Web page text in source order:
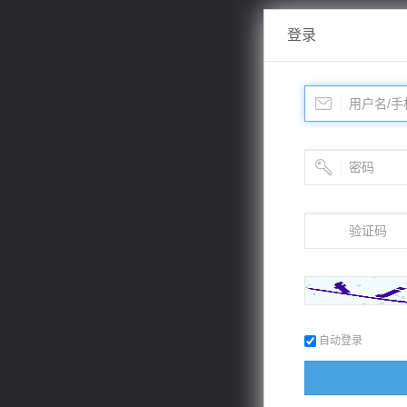
登录
自动登录